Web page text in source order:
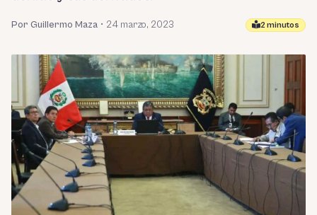
Por Guillermo Maza • 24 marzo, 2023 2 minutos